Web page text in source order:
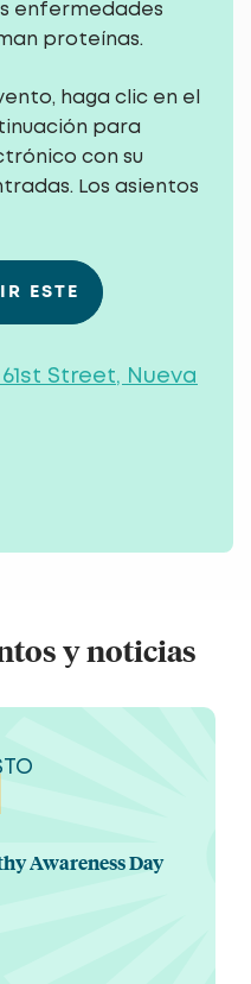
enfermedades
proteínas.
haga clic en el
para
con su
Los asientos
ESTE
Street, Nueva
y noticias
Awareness Day